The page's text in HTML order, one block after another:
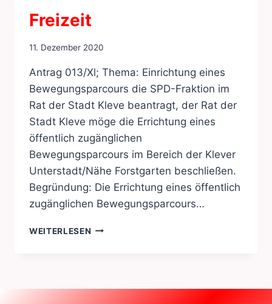
Freizeit
11. Dezember 2020
Antrag 013/Xl; Thema: Einrichtung eines
Bewegungsparcours die SPD-Fraktion im
Rat der Stadt Kleve beantragt, der Rat der
Stadt Kleve möge die Errichtung eines
öffentlich zugänglichen
Bewegungsparcours im Bereich der Klever
Unterstadt/Nähe Forstgarten beschließen.
Begründung: Die Errichtung eines öffentlich
zugänglichen Bewegungsparcours…
WEITERLESEN FREIZEIT